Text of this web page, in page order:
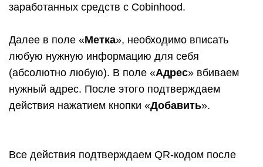
заработанных средств с Cobinhood.
Далее в поле «Метка», необходимо вписать
любую нужную информацию для себя
(абсолютно любую). В поле «Адрес» вбиваем
нужный адрес. После этого подтверждаем
действия нажатием кнопки «Добавить».
Все действия подтверждаем QR-кодом после